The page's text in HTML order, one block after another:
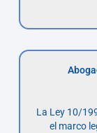
La Ley 10/
el marco